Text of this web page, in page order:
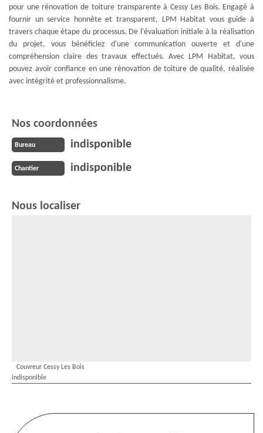
pour une rénovation de toiture transparente à Cessy Les Bois. Engagé à
fournir un service honnête et transparent, LPM Habitat vous guide à
travers chaque étape du processus. De l'évaluation initiale à la réalisation
du projet, vous bénéficiez d'une communication ouverte et d'une
compréhension claire des travaux effectués. Avec LPM Habitat, vous
pouvez avoir confiance en une rénovation de toiture de qualité, réalisée
avec intégrité et professionnalisme.
Nos coordonnées
Bureau indisponible
Chantier indisponible
Nous localiser
Couvreur Cessy Les Bois
indisponible